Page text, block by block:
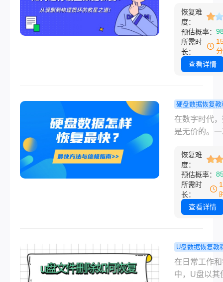
费逻辑，助
据危机中做
决策。
之道!
存储在硬盘
一次意外的
格式化，甚
盘的异响，
让这些宝贵
而，数据丢
总是终点。
确的方法，
有可能成为
“数据救星”
何进行硬盘
复呢？本文
性地介绍多
的数据恢复
助你最大可
恢复难
度：
预估概率：
所需时
长：
查看详情
硬盘数据恢复教
盘数据怎样
最快？最快
在数字时代
是无价的。
化、病毒攻
盘突然罢工
能让我们珍
作文档、家
或重要项目
的敌人，而
采取正确、
方法则是成
恢复难
度：
预估概率：
所需时
长：
查看详情
U盘数据恢复教
文件删除如
复？别慌！
在日常工作
中，U盘以其